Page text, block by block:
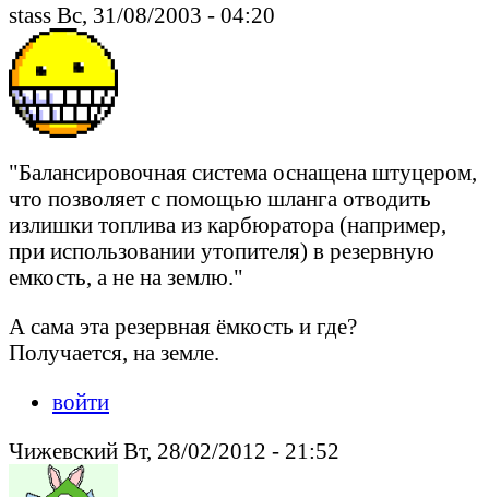
stass Вс, 31/08/2003 - 04:20
"Балансировочная система оснащена штуцером,
что позволяет с помощью шланга отводить
излишки топлива из карбюратора (например,
при использовании утопителя) в резервную
емкость, а не на землю."
А сама эта резервная ёмкость и где?
Получается, на земле.
войти
Чижевский Вт, 28/02/2012 - 21:52